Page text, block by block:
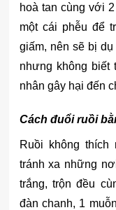
hoà tan cùng với
một cái phễu để
giấm, nên sẽ bị
nhưng không biết
nhân gây hại đến
Cách đuổi ruồi
Ruồi không
tránh xa những
trắng, trộn đều
đàn chanh, 1